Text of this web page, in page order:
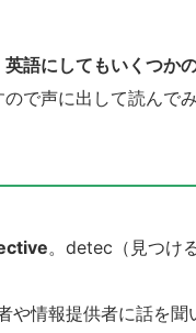
語にしてもいくつか
で声に出して読んでみ
。detec（見つけ
情報提供者に話を聞